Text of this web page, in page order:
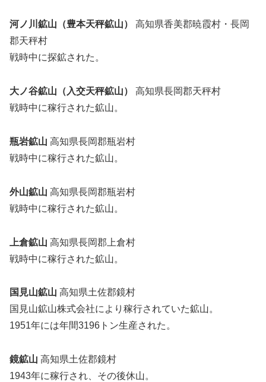
河ノ川鉱山（豊本天秤鉱山）
高知県香美郡暁霞村・長岡
郡天秤村
戦時中に探鉱された。
大ノ谷鉱山（入交天秤鉱山）
高知県長岡郡天秤村
戦時中に稼行された鉱山。
瓶岩鉱山 高知県長岡郡瓶岩村
戦時中に稼行された鉱山。
外山鉱山 高知県長岡郡瓶岩村
戦時中に稼行された鉱山。
上倉鉱山 高知県長岡郡上倉村
戦時中に稼行された鉱山。
国見山鉱山 高知県土佐郡鏡村
国見山鉱山株式会社により稼行されていた鉱山。
1951年には年間3196トン生産された。
鏡鉱山 高知県土佐郡鏡村
1943年に稼行され、その後休山。